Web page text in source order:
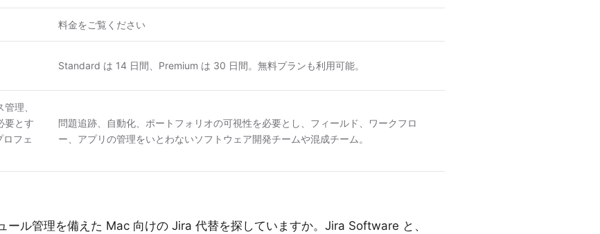
料金をご覧ください
Standard は 14 日間、Premium は 30 日間。無料プランも利用可能。
理、
要とす
フェ
問題追跡、自動化、ポートフォリオの可視性を必要とし、フィールド、ワークフロ
ー、アプリの管理をいとわないソフトウェア開発チームや混成チーム。
ール管理を備えた Mac 向けの Jira 代替を探していますか。Jira Software と、